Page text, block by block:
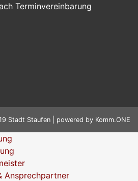
Terminvereinbarung
Stadt Staufen | powered by Komm.ONE
Ansprechpartner